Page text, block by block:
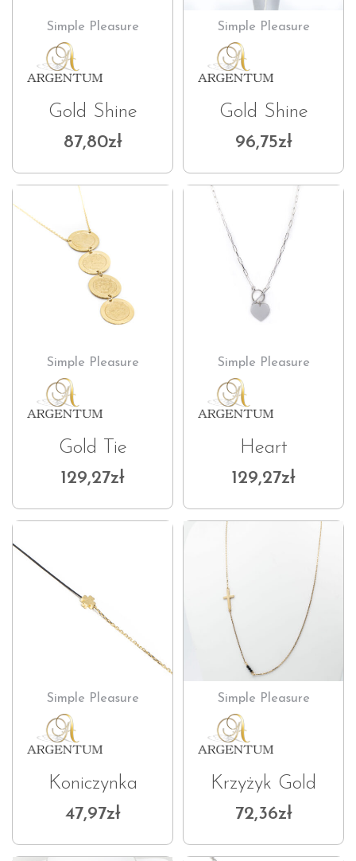
Simple Pleasure
Gold Shine
87,80zł
Simple Pleasure
Gold Shine
96,75zł
Simple Pleasure
Gold Tie
129,27zł
Simple Pleasure
Heart
129,27zł
Simple Pleasure
Koniczynka
47,97zł
Simple Pleasure
Krzyżyk Gold
72,36zł